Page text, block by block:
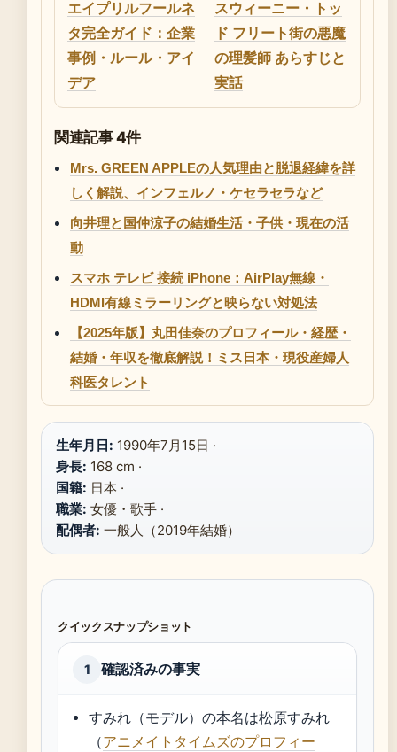
エイプリルフールネ
タ完全ガイド：企業
事例・ルール・アイ
デア
スウィーニー・トッ
ド フリート街の悪魔
の理髪師 あらすじと
実話
関連記事 4件
Mrs. GREEN APPLEの人気理由と脱退経緯を詳
しく解説、インフェルノ・ケセラセラなど
向井理と国仲涼子の結婚生活・子供・現在の活
動
スマホ テレビ 接続 iPhone：AirPlay無線・
HDMI有線ミラーリングと映らない対処法
【2025年版】丸田佳奈のプロフィール・経歴・
結婚・年収を徹底解説！ミス日本・現役産婦人
科医タレント
生年月日: 1990年7月15日 ·
身長: 168 cm ·
国籍: 日本 ·
職業: 女優・歌手 ·
配偶者: 一般人（2019年結婚）
クイックスナップショット
1 確認済みの事実
すみれ（モデル）の本名は松原すみれ
（アニメイトタイムズのプロフィー